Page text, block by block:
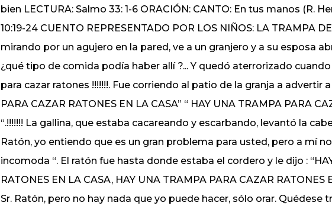
bien LECTURA: Salmo 33: 1-6 ORACIÓN: CANTO: En tus manos (R.
10:19-24 CUENTO REPRESENTADO POR LOS NIÑOS: LA TRAMPA
mirando por un agujero en la pared, ve a un granjero y a su esposa
¿qué tipo de comida podía haber allí ?... Y quedó aterrorizado
para cazar ratones !!!!!!!. Fue corriendo al patio de la granja a advertir
PARA CAZAR RATONES EN LA CASA” “ HAY UNA TRAMPA PARA
“.!!!!!!! La gallina, que estaba cacareando y escarbando, levantó la
Ratón, yo entiendo que es un gran problema para usted, pero a mí
incomoda “. El ratón fue hasta donde estaba el cordero y le dijo :
RATONES EN LA CASA, HAY UNA TRAMPA PARA CAZAR RATONES
Sr. Ratón, pero no hay nada que yo puede hacer, sólo orar. Quédese